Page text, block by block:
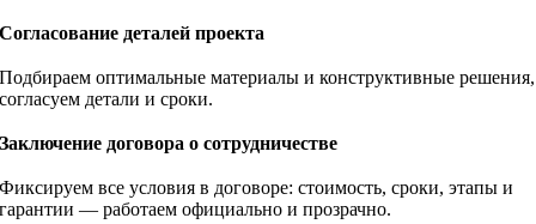
Согласование деталей проекта
Подбираем оптимальные материалы и конструктивные решения,
согласуем детали и сроки.
Заключение договора о сотрудничестве
Фиксируем все условия в договоре: стоимость, сроки, этапы и
гарантии — работаем официально и прозрачно.